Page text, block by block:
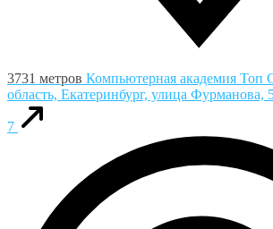
3731 метров Компьютерная академия Toп
область, Екатеринбург, улица Фурманова,
7